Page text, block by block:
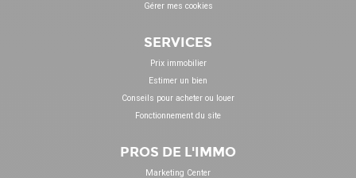
Gérer mes cookies
SERVICES
Prix immobilier
Estimer un bien
Conseils pour acheter ou louer
Fonctionnement du site
PROS DE L'IMMO
Marketing Center